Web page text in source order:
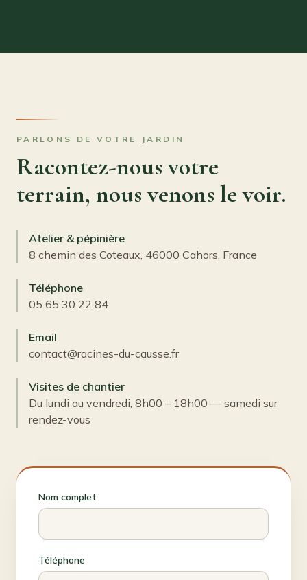
PARLONS DE VOTRE JARDIN
Racontez-nous votre
terrain, nous venons le voir.
Atelier & pépinière
8 chemin des Coteaux, 46000 Cahors, France
Téléphone
05 65 30 22 84
Email
contact@racines-du-causse.fr
Visites de chantier
Du lundi au vendredi, 8h00 – 18h00 — samedi sur
rendez-vous
Nom complet
Téléphone